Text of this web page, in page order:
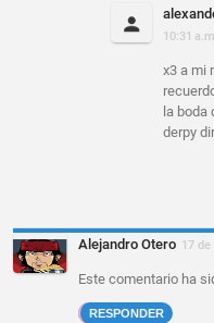
10:31 a.m.
x3 a mi
la boda
derpy
Alejandro Otero 17
Este comentario ha
RESPONDER